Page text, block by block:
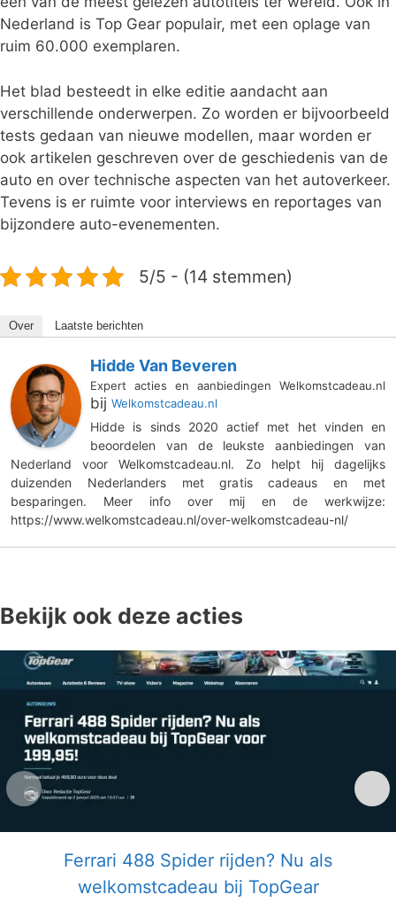
Nederland is Top Gear populair, met een oplage van
ruim 60.000 exemplaren.
Het blad besteedt in elke editie aandacht aan
verschillende onderwerpen. Zo worden er bijvoorbeeld
tests gedaan van nieuwe modellen, maar worden er
ook artikelen geschreven over de geschiedenis van de
auto en over technische aspecten van het autoverkeer.
Tevens is er ruimte voor interviews en reportages van
bijzondere auto-evenementen.
5/5 - (14 stemmen)
Over Laatste berichten
Hidde Van Beveren
Expert acties en aanbiedingen Welkomstcadeau.nl
bij Welkomstcadeau.nl
Hidde is sinds 2020 actief met het vinden en
beoordelen van de leukste aanbiedingen van
Nederland voor Welkomstcadeau.nl. Zo helpt hij dagelijks
duizenden Nederlanders met gratis cadeaus en met
besparingen. Meer info over mij en de werkwijze:
https://www.welkomstcadeau.nl/over-welkomstcadeau-nl/
Bekijk ook deze acties
Ferrari 488 Spider rijden? Nu als
welkomstcadeau bij TopGear